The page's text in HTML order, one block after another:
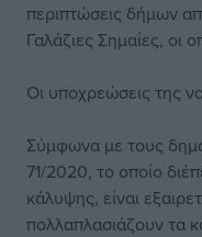
περιπτώσεις δήμων
Γαλάζιες Σημαίες, οι
Οι υποχρεώσεις της
Σύμφωνα με τους
71/2020, το οποίο
κάλυψης, είναι
πολλαπλασιάζουν τα